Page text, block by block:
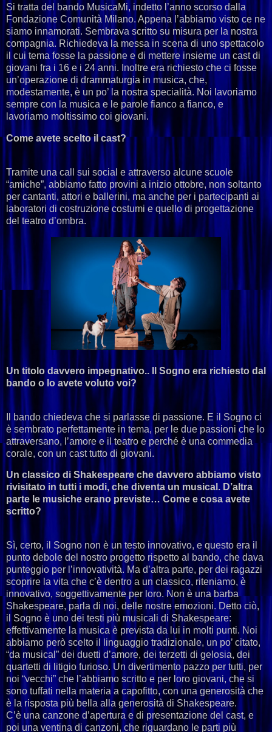
Si tratta del bando MusicaMi, indetto l’anno scorso dalla
Fondazione Comunità Milano. Appena l’abbiamo visto ce ne
siamo innamorati. Sembrava scritto su misura per la nostra
compagnia. Richiedeva la messa in scena di uno spettacolo
il cui tema fosse la passione e di mettere insieme un cast di
giovani fra i 16 e i 24 anni. Inoltre era richiesto che ci fosse
un’operazione di drammaturgia in musica, che,
modestamente, è un po’ la nostra specialità. Noi lavoriamo
sempre con la musica e le parole fianco a fianco, e
lavoriamo moltissimo coi giovani.
Come avete scelto il cast?
Tramite una call sui social e attraverso alcune scuole
“amiche”, abbiamo fatto provini a inizio ottobre, non soltanto
per cantanti, attori e ballerini, ma anche per i partecipanti ai
laboratori di costruzione costumi e quello di progettazione
del teatro d’ombra.
Un titolo davvero impegnativo.. Il Sogno era richiesto dal
bando o lo avete voluto voi?
Il bando chiedeva che si parlasse di passione. E il Sogno ci
è sembrato perfettamente in tema, per le due passioni che lo
attraversano, l’amore e il teatro e perché è una commedia
corale, con un cast tutto di giovani.
Un classico di Shakespeare che davvero abbiamo visto
rivisitato in tutti i modi, che diventa un musical. D’altra
parte le musiche erano previste… Come e cosa avete
scritto?
Sì, certo, il Sogno non è un testo innovativo, e questo era il
punto debole del nostro progetto rispetto al bando, che dava
punteggio per l’innovatività. Ma d’altra parte, per dei ragazzi
scoprire la vita che c’è dentro a un classico, riteniamo, è
innovativo, soggettivamente per loro. Non è una barba
Shakespeare, parla di noi, delle nostre emozioni. Detto ciò,
il Sogno è uno dei testi più musicali di Shakespeare:
effettivamente la musica è prevista da lui in molti punti. Noi
abbiamo però scelto il linguaggio tradizionale, un po’ citato,
“da musical” dei duetti d’amore, dei terzetti di gelosia, dei
quartetti di litigio furioso. Un divertimento pazzo per tutti, per
noi “vecchi” che l’abbiamo scritto e per loro giovani, che si
sono tuffati nella materia a capofitto, con una generosità che
è la risposta più bella alla generosità di Shakespeare.
C’è una canzone d’apertura e di presentazione del cast, e
poi una ventina di canzoni, che riguardano le parti più